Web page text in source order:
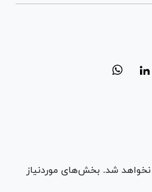
شد. بخش‌های موردنیاز